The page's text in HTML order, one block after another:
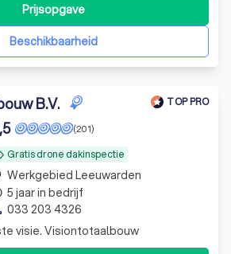
Beschikbaarheid
Prijsopgave
B.V. TOP PRO
Gratis drone dakinspectie
(201)
visie. Visiontotaalbouw
Werkgebied Leeuwarden
5 jaar in bedrijf
033 203 4326